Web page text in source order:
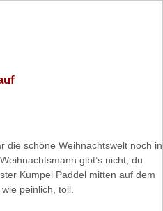
die schöne Weihnachtswelt noch in
gibt’s nicht, du
Kumpel Paddel mitten auf dem
peinlich, toll.